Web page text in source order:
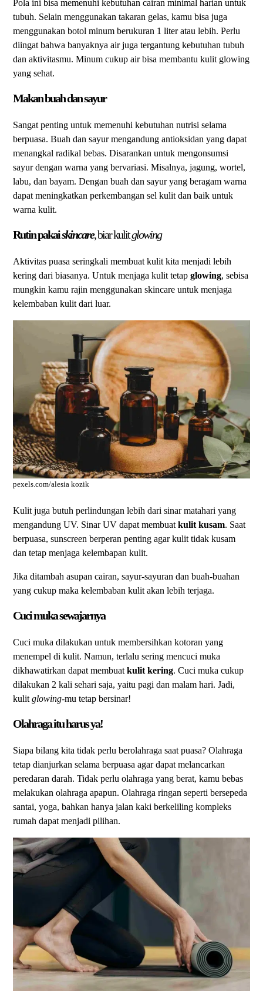
Pola ini bisa memenuhi kebutuhan cairan minimal harian untuk
tubuh. Selain menggunakan takaran gelas, kamu bisa juga
menggunakan botol minum berukuran 1 liter atau lebih. Perlu
diingat bahwa banyaknya air juga tergantung kebutuhan tubuh
dan aktivitasmu. Minum cukup air bisa membantu kulit glowing
yang sehat.
Makan buah dan sayur
Sangat penting untuk memenuhi kebutuhan nutrisi selama
berpuasa. Buah dan sayur mengandung antioksidan yang dapat
menangkal radikal bebas. Disarankan untuk mengonsumsi
sayur dengan warna yang bervariasi. Misalnya, jagung, wortel,
labu, dan bayam. Dengan buah dan sayur yang beragam warna
dapat meningkatkan perkembangan sel kulit dan baik untuk
warna kulit.
Rutin pakaiskincare, biar kulitglowing
Aktivitas puasa seringkali membuat kulit kita menjadi lebih
kering dari biasanya. Untuk menjaga kulit tetapglowing, sebisa
mungkin kamu rajin menggunakan skincare untuk menjaga
kelembaban kulit dari luar.
pexels.com/alesia kozik
Kulit juga butuh perlindungan lebih dari sinar matahari yang
mengandung UV. Sinar UV dapat membuatkulit kusam. Saat
berpuasa, sunscreen berperan penting agar kulit tidak kusam
dan tetap menjaga kelembapan kulit.
Jika ditambah asupan cairan, sayur-sayuran dan buah-buahan
yang cukup maka kelembaban kulit akan lebih terjaga.
Cuci muka sewajarnya
Cuci muka dilakukan untuk membersihkan kotoran yang
menempel di kulit. Namun, terlalu sering mencuci muka
dikhawatirkan dapat membuatkulit kering. Cuci muka cukup
dilakukan 2 kali sehari saja, yaitu pagi dan malam hari. Jadi,
kulitglowing-mu tetap bersinar!
Olahraga itu harus ya!
Siapa bilang kita tidak perlu berolahraga saat puasa? Olahraga
tetap dianjurkan selama berpuasa agar dapat melancarkan
peredaran darah. Tidak perlu olahraga yang berat, kamu bebas
melakukan olahraga apapun. Olahraga ringan seperti bersepeda
santai, yoga, bahkan hanya jalan kaki berkeliling kompleks
rumah dapat menjadi pilihan.